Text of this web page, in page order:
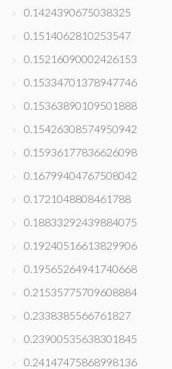
0.1424390675038325
0.1514062810253547
0.15216090002426153
0.15334701378947746
0.15363890109501888
0.15426308574950942
0.15936177836626098
0.16799404767508042
0.1721048808461788
0.18833292439884075
0.19240516613829906
0.19565264941740668
0.21535775709608884
0.2338385566761827
0.23900535638301845
0.24147475868998136